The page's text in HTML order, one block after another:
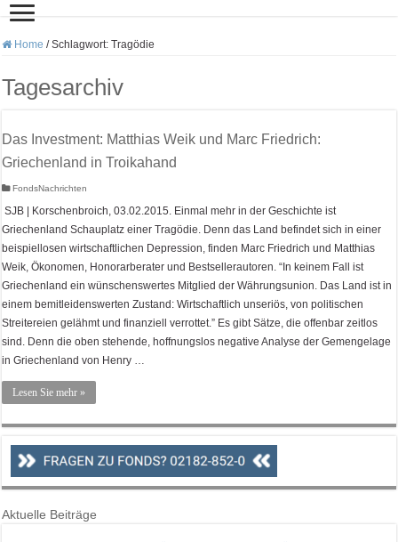
Home / Schlagwort:Tragödie
Tagesarchiv
Das Investment: Matthias Weik und Marc Friedrich:
Griechenland in Troikahand
FondsNachrichten
SJB | Korschenbroich, 03.02.2015. Einmal mehr in der Geschichte ist
Griechenland Schauplatz einer Tragödie. Denn das Land befindet sich in einer
beispiellosen wirtschaftlichen Depression, finden Marc Friedrich und Matthias
Weik, Ökonomen, Honorarberater und Bestsellerautoren. “In keinem Fall ist
Griechenland ein wünschenswertes Mitglied der Währungsunion. Das Land ist in
einem bemitleidenswerten Zustand: Wirtschaftlich unseriös, von politischen
Streitereien gelähmt und finanziell verrottet.” Es gibt Sätze, die offenbar zeitlos
sind. Denn die oben stehende, hoffnungslos negative Analyse der Gemengelage
in Griechenland von Henry …
Lesen Sie mehr »
Aktuelle Beiträge